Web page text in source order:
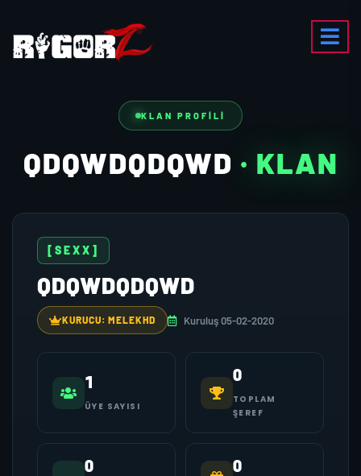
KLAN PROFILI
QDQWDQDQWD · KLAN
[SEXX]
QDQWDQDQWD
KURUCU: MELEKHD Kuruluş 05-02-2020
1
ÜYE SAYISI
0
TOPLAM
ŞEREF
0 0